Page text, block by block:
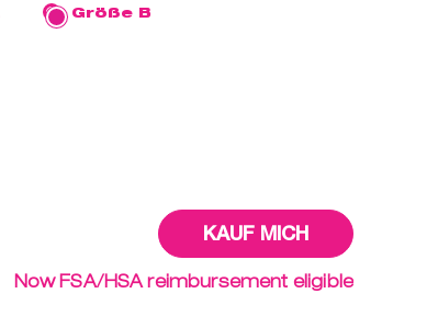
Größe B
Now FSA/HSA reimbursement eligible